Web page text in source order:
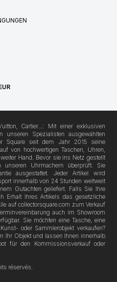
Cartier…: Mit einer exklusiven
Spezialisten ausgewählten
Square seit dem Jahr 2015 seine
von hochwertigen Taschen, Uhren,
Hand. Bevor sie ins Netz gestellt
Uhrmachern überprüft. Sie
ausgestattet. Jeder Artikel wird
innerhalb von 24 Stunden weltweit
Gutachten geliefert. Falls Sie Ihre
Erhalt Ihres Artikels das gesetzliche
auf collectorsquare.com zum Verkauf
auch im Showroom
Sie möchten eine Tasche, eine
oder Sammlerobjekt verkaufen?
Ihr Objekt und lassen Ihnen innerhalb
für den Kommissionsverkauf oder
réservés.